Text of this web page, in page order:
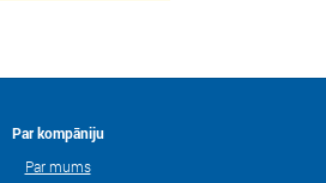
Par kompāniju
Par mums